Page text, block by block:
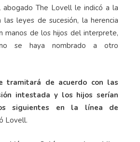
The Lovell le indicó a la
las leyes de sucesión, la herencia
manos de los hijos del interprete,
se haya nombrado a otro
tramitará de acuerdo con las
intestada y los hijos serían
siguientes en la línea de
Lovell.